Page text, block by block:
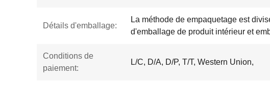
Détails d'emballage:
La méthode de empaquetage est
d'emballage de produit intérieur et
Conditions de
paiement:
L/C, D/A, D/P, T/T, Western Union,